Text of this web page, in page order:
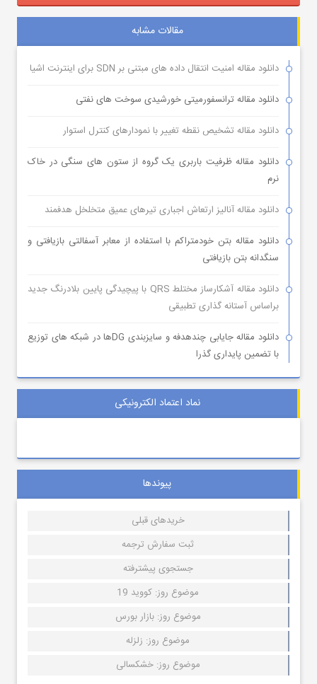
مقالات مشابه
دانلود مقاله امنیت انتقال داده های مبتنی بر SDN برای اینترنت اشیا
دانلود مقاله ترانسفورمیتی خورشیدی سوخت های نفتی
دانلود مقاله تشخیص نقطه تغییر با نمودارهای کنترل استوار
دانلود مقاله ظرفیت باربری یک گروه از ستون های سنگی در خاک
نرم
دانلود مقاله آنالیز ارتعاش اجباری تیرهای عمیق متخلخل هدفمند
دانلود مقاله بتن خودمتراکم با استفاده از معابر آسفالتی بازیافتی و
سنگدانه بتن بازیافتی
دانلود مقاله آشکارساز مختلط QRS با پیچیدگی پایین بلادرنگ جدید
براساس آستانه گذاری تطبیقی
دانلود مقاله جایابی چندهدفه و سایزبندی DGها در شبکه های توزیع
با تضمین پایداری گذرا
نماد اعتماد الکترونیکی
پیوندها
خریدهای قبلی
ثبت سفارش ترجمه
جستجوی پیشترفته
موضوع روز: کووید 19
موضوع روز: بازار بورس
موضوع روز: زلزله
موضوع روز: خشکسالی